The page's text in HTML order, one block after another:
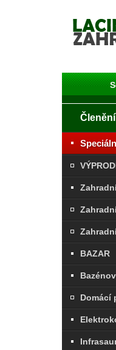
Členění
BAZAR
Domácí